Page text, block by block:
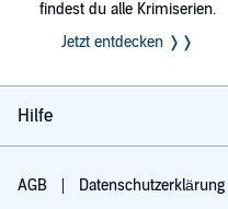
findest du alle Krimiserien.
Jetzt entdecken ❭❭
Hilfe
AGB Datenschutzerklärung